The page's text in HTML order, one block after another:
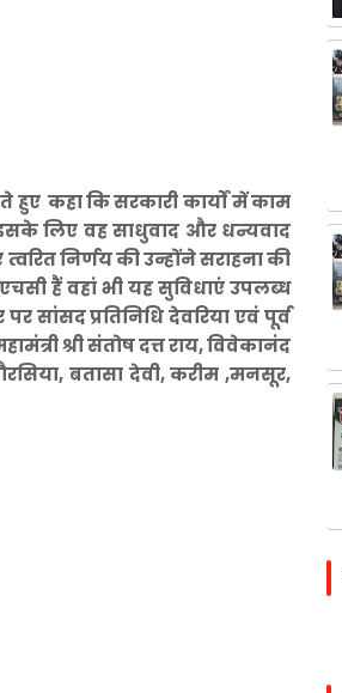
हुए कहा कि सरकारी कार्यों में काम
लिए वह साधुवाद और धन्यवाद
निर्णय की उन्होंने सराहना की
हैं वहां भी यह सुविधाएं उपलब्ध
सांसद प्रतिनिधि देवरिया एवं पूर्व
श्री संतोष दत्त राय, विवेकानंद
बतासा देवी, करीम ,मनसूर,